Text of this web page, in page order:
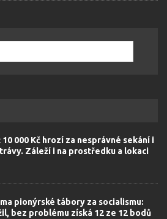
10 000 Kč hrozí za nesprávné sekání i
Záleží i na prostředku a lokaci
pionýrské tábory za socialismu:
bez problému získá 12 ze 12 bodů